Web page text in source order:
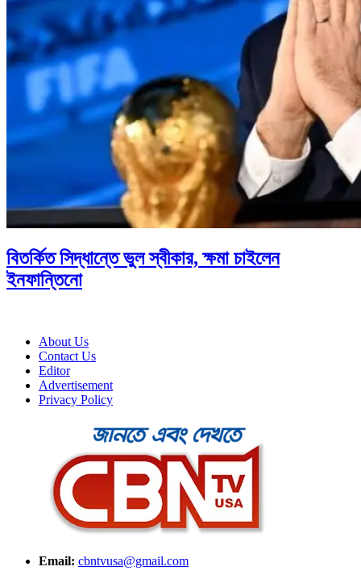
বিতর্কিত সিদ্ধান্তে ভুল স্বীকার, ক্ষমা চাইলেন
ইনফান্তিনো
About Us
Contact Us
Editor
Advertisement
Privacy Policy
Email: cbntvusa@gmail.com